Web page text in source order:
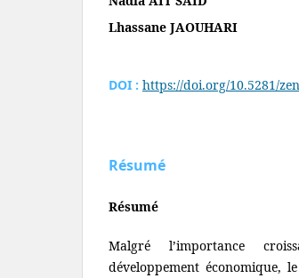
Lhassane JAOUHARI
DOI : https://doi.org/10.5281/
Résumé
Résumé
Malgré l’importance
développement économique,